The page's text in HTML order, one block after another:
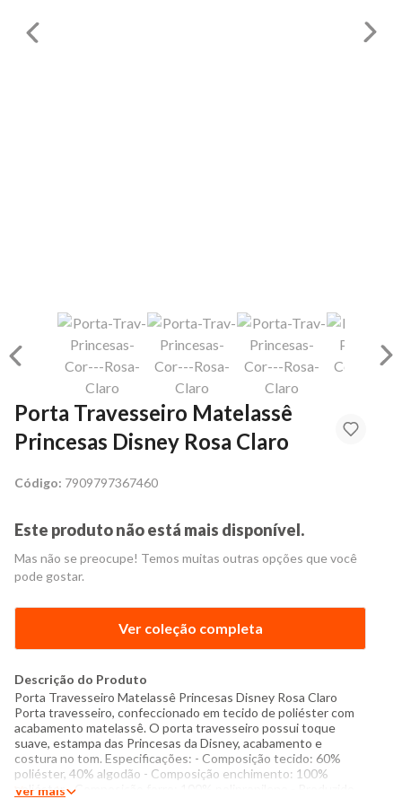
Porta Travesseiro Matelassê
Princesas Disney Rosa Claro
Código: 7909797367460
Este produto não está mais disponível.
Mas não se preocupe! Temos muitas outras opções que você
pode gostar.
Ver coleção completa
Descrição do Produto
Porta Travesseiro Matelassê Princesas Disney Rosa Claro
Porta travesseiro, confeccionado em tecido de poliéster com
acabamento matelassê. O porta travesseiro possui toque
suave, estampa das Princesas da Disney, acabamento e
costura no tom. Especificações: - Composição tecido: 60%
poliéster, 40% algodão - Composição enchimento: 100%
poliéster - Composição forro: 100% polipropileno - Produzido
Ver mais